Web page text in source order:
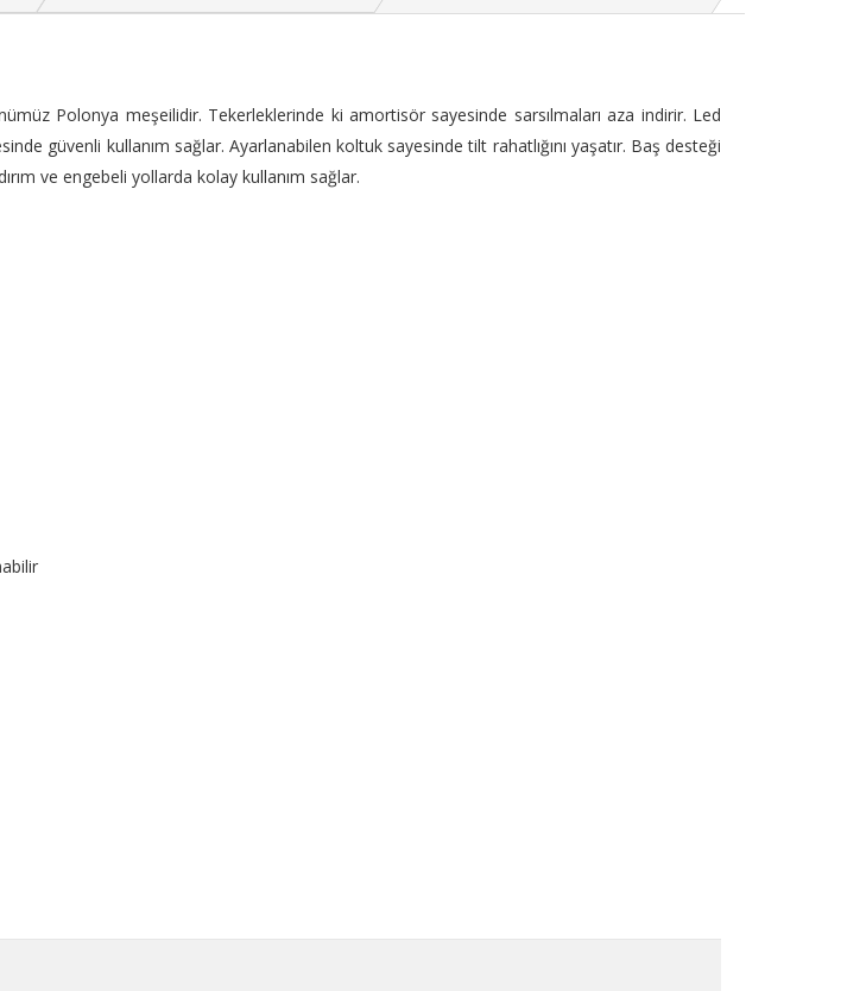
Polonya meşeilidir. Tekerleklerinde ki amortisör sayesinde sarsılmaları aza indirir. Led
güvenli kullanım sağlar. Ayarlanabilen koltuk sayesinde tilt rahatlığını yaşatır. Baş desteği
ve engebeli yollarda kolay kullanım sağlar.